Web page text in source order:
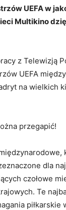
UEFA w
Multikino
z Telewizją
UEFA
na wielkich
przegapić!
dla
czołowe
Te
piłkarskie